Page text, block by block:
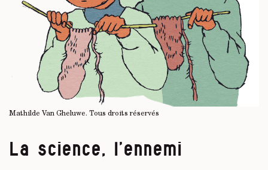
Mathilde Van Gheluwe. Tous droits réservés
La science, l’ennemi